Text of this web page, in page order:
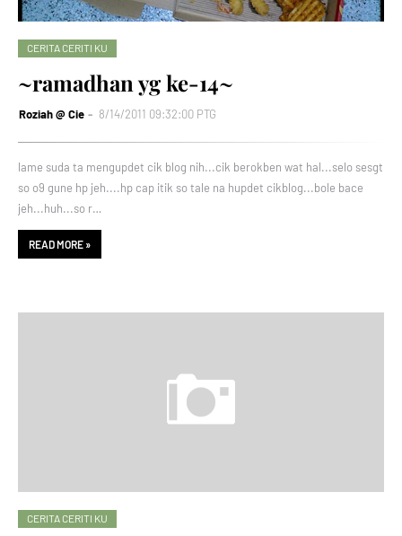
CERITA CERITI KU
~ramadhan yg ke-14~
Roziah @ Cie 8/14/2011 09:32:00 PTG
lame suda ta mengupdet cik blog nih...cik berokben wat hal...selo sesgt
so o9 gune hp jeh....hp cap itik so tale na hupdet cikblog...bole bace
jeh...huh...so r…
READ MORE »
CERITA CERITI KU